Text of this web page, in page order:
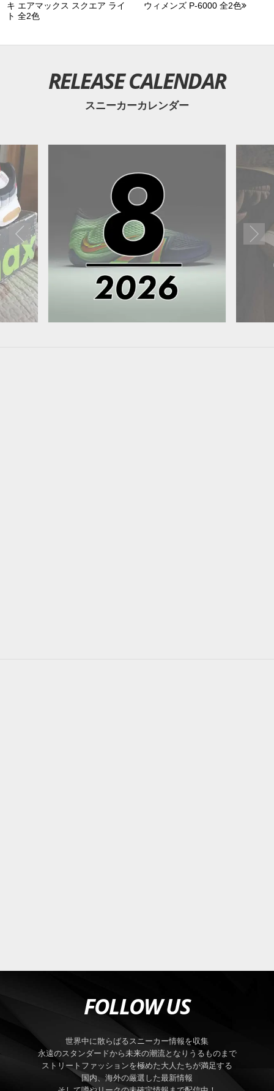
キ エアマックス スクエア ライ
ト 全2色
ウィメンズ P-6000 全2色
RELEASE CALENDAR
スニーカーカレンダー
FOLLOW US
世界中に散らばるスニーカー情報を収集
永遠のスタンダードから未来の潮流となりうるものまで
ストリートファッションを極めた大人たちが満足する
国内、海外の厳選した最新情報